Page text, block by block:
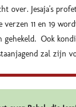
over. Jesaja's
11 en 19
gehekeld. Ook
zal zijn